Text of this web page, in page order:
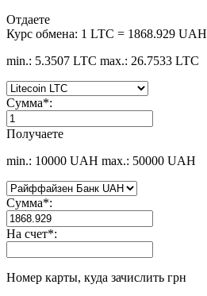
Отдаете
Курс обмена: 1 LTC = 1868.929 UAH
min.: 5.3507 LTC max.: 26.7533 LTC
Сумма*:
Получаете
min.: 10000 UAH max.: 50000 UAH
Сумма*:
На счет*:
Номер карты, куда зачислить грн